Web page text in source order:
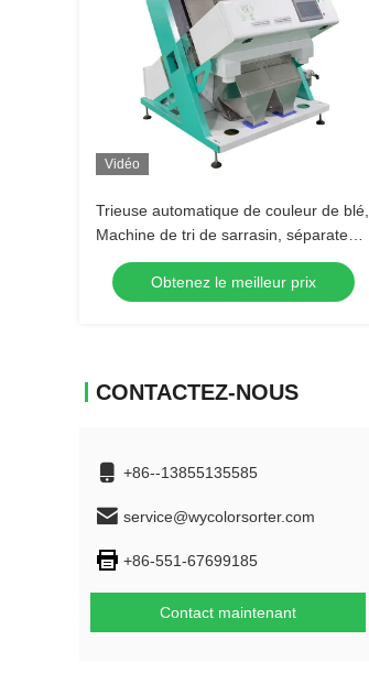
Vidéo
Trieuse automatique de couleur de blé,
Machine de tri de sarrasin, séparateur
multifonctionnel pour l'avoine, le
quinoa, le sésame
Obtenez le meilleur prix
CONTACTEZ-NOUS
+86--13855135585
service@wycolorsorter.com
+86-551-67699185
Contact maintenant